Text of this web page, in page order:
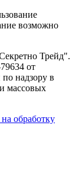
возможно
Трейд".
от
надзору в
массовых
обработку